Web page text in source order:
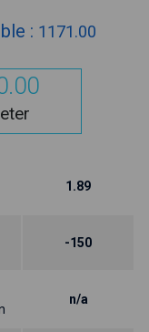
: 1171.00
1.89
-150
n/a